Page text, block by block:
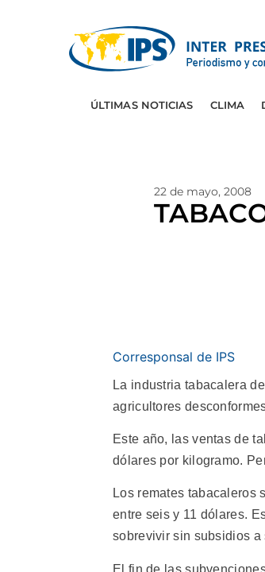
ÚLTIMAS NOTICIAS CLIMA
22 de mayo, 2008
Corresponsal de IPS
La industria tabacalera
agricultores
Este año, las ventas de
dólares por kilogramo.
Los remates tabacaleros
entre seis y 11 dólares.
sobrevivir sin subsidios a
El fin de las